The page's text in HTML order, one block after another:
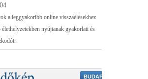
a leggyakoribb online visszaélésekhez
élethelyzetekben nyújtanak gyakorlati és